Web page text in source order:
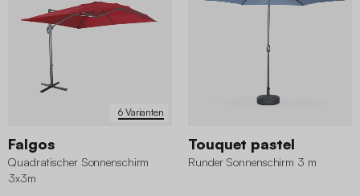
6 Varianten
Falgos
Quadratischer Sonnenschirm
3x3m
Touquet pastel
Runder Sonnenschirm 3 m